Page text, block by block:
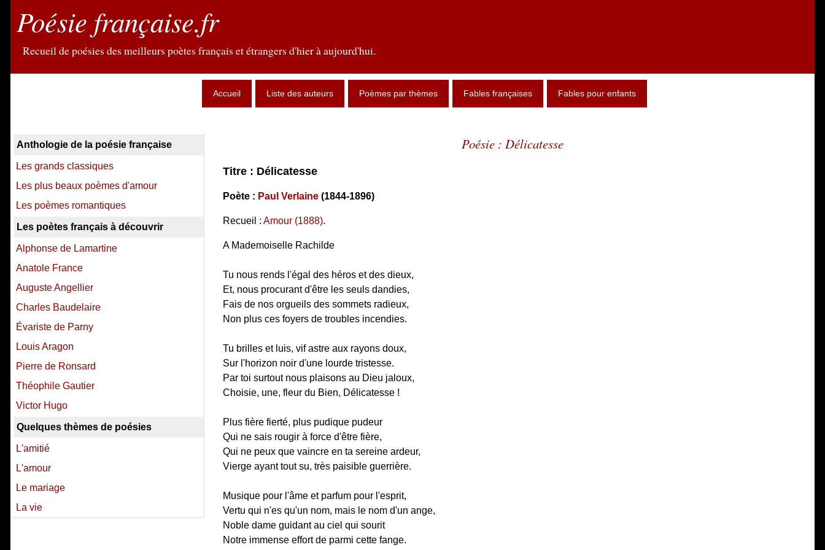
Poésie française.fr
Recueil de poésies des meilleurs poètes français et étrangers d'hier à aujourd'hui.
Accueil Liste des auteurs Poèmes par thèmes Fables françaises Fables pour enfants
Poésie : Délicatesse
Titre : Délicatesse
Poète : Paul Verlaine (1844-1896)
Recueil : Amour (1888).
A Mademoiselle Rachilde
Tu nous rends l'égal des héros et des dieux,
Et, nous procurant d'être les seuls dandies,
Fais de nos orgueils des sommets radieux,
Non plus ces foyers de troubles incendies.
Tu brilles et luis, vif astre aux rayons doux,
Sur l'horizon noir d'une lourde tristesse.
Par toi surtout nous plaisons au Dieu jaloux,
Choisie, une, fleur du Bien, Délicatesse !
Plus fière fierté, plus pudique pudeur
Qui ne sais rougir à force d'être fière,
Qui ne peux que vaincre en ta sereine ardeur,
Vierge ayant tout su, très paisible guerrière.
Musique pour l'âme et parfum pour l'esprit,
Vertu qui n'es qu'un nom, mais le nom d'un ange,
Noble dame guidant au ciel qui sourit
Notre immense effort de parmi cette fange.
Anthologie de la poésie française
Les grands classiques
Les plus beaux poèmes d'amour
Les poèmes romantiques
Les poètes français à découvrir
Alphonse de Lamartine
Anatole France
Auguste Angellier
Charles Baudelaire
Évariste de Parny
Louis Aragon
Pierre de Ronsard
Théophile Gautier
Victor Hugo
Quelques thèmes de poésies
L'amitié
L'amour
Le mariage
La vie